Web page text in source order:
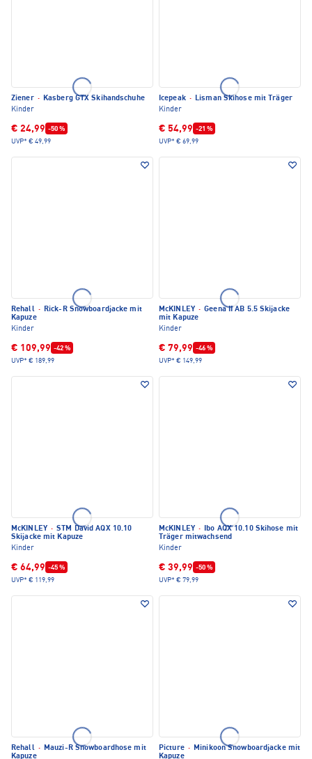
Ziener · Kasberg GTX Skihandschuhe
Kinder
€ 24,99 -50 %
UVP* € 49,99
Icepeak · Lisman Skihose mit Träger
Kinder
€ 54,99 -21 %
UVP* € 69,99
Rehall · Rick-R Snowboardjacke mit
Kapuze
Kinder
€ 109,99 -42 %
UVP* € 189,99
McKINLEY · Geena II AB 5.5 Skijacke
mit Kapuze
Kinder
€ 79,99 -46 %
UVP* € 149,99
McKINLEY · STM David AQX 10.10
Skijacke mit Kapuze
Kinder
€ 64,99 -45 %
UVP* € 119,99
McKINLEY · Ibo AQX 10.10 Skihose mit
Träger mitwachsend
Kinder
€ 39,99 -50 %
UVP* € 79,99
Rehall · Mauzi-R Snowboardhose mit
Kapuze
Picture · Minikoon Snowboardjacke mit
Kapuze